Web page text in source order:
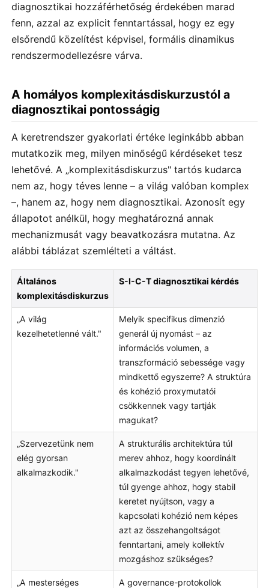
diagnosztikai hozzáférhetőség érdekében marad
fenn, azzal az explicit fenntartással, hogy ez egy
elsőrendű közelítést képvisel, formális dinamikus
rendszermodellezésre várva.
A homályos komplexitásdiskurzustól a
diagnosztikai pontosságig
A keretrendszer gyakorlati értéke leginkább abban
mutatkozik meg, milyen minőségű kérdéseket tesz
lehetővé. A „komplexitásdiskurzus" tartós kudarca
nem az, hogy téves lenne – a világ valóban komplex
–, hanem az, hogy nem diagnosztikai. Azonosít egy
állapotot anélkül, hogy meghatározná annak
mechanizmusát vagy beavatkozásra mutatna. Az
alábbi táblázat szemlélteti a váltást.
Általános
komplexitásdiskurzus
S-I-C-T diagnosztikai kérdés
„A világ
kezelhetetlenné vált."
Melyik specifikus dimenzió
generál új nyomást – az
információs volumen, a
transzformáció sebessége vagy
mindkettő egyszerre? A struktúra
és kohézió proxymutatói
csökkennek vagy tartják
magukat?
„Szervezetünk nem
elég gyorsan
alkalmazkodik."
A strukturális architektúra túl
merev ahhoz, hogy koordinált
alkalmazkodást tegyen lehetővé,
túl gyenge ahhoz, hogy stabil
keretet nyújtson, vagy a
kapcsolati kohézió nem képes
azt az összehangoltságot
fenntartani, amely kollektív
mozgáshoz szükséges?
„A mesterséges
A governance-protokollok